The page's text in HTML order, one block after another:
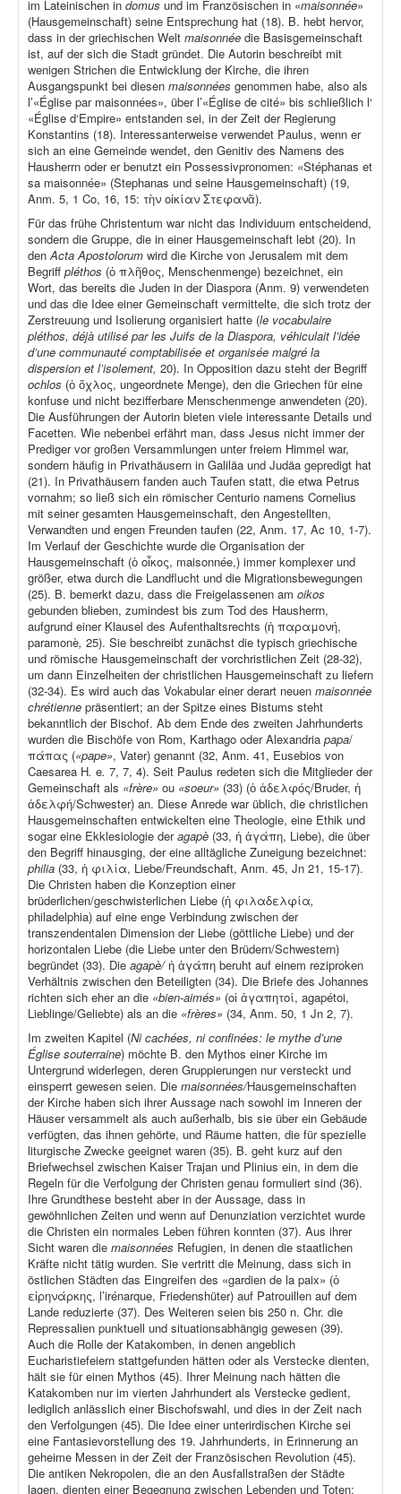
im Lateinischen in domus und im Französischen in «maisonnée»
(Hausgemeinschaft) seine Entsprechung hat (18). B. hebt hervor,
dass in der griechischen Welt maisonnée die Basisgemeinschaft
ist, auf der sich die Stadt gründet. Die Autorin beschreibt mit
wenigen Strichen die Entwicklung der Kirche, die ihren
Ausgangspunkt bei diesen maisonnées genommen habe, also als
l’«Église par maisonnées», über l’«Église de cité» bis schließlich l‘
«Église d‘Empire» entstanden sei, in der Zeit der Regierung
Konstantins (18). Interessanterweise verwendet Paulus, wenn er
sich an eine Gemeinde wendet, den Genitiv des Namens des
Hausherrn oder er benutzt ein Possessivpronomen: «Stéphanas et
sa maisonnée» (Stephanas und seine Hausgemeinschaft) (19,
Anm. 5, 1 Co, 16, 15: τὴν οἰκίαν Στεφανᾶ).
Für das frühe Christentum war nicht das Individuum entscheidend,
sondern die Gruppe, die in einer Hausgemeinschaft lebt (20). In
denActa Apostolorum wird die Kirche von Jerusalem mit dem
Begriff pléthos (ὁ πλῆθος, Menschenmenge) bezeichnet, ein
Wort, das bereits die Juden in der Diaspora (Anm. 9) verwendeten
und das die Idee einer Gemeinschaft vermittelte, die sich trotz der
Zerstreuung und Isolierung organisiert hatte (le vocabulaire
pléthos, déjà utilisé par les Juifs de la Diaspora, véhiculait l’idée
d’une communauté comptabilisée et organisée malgré la
dispersion et l’isolement, 20). In Opposition dazu steht der Begriff
ochlos (ὁ ὄχλος, ungeordnete Menge), den die Griechen für eine
konfuse und nicht bezifferbare Menschenmenge anwendeten (20).
Die Ausführungen der Autorin bieten viele interessante Details und
Facetten. Wie nebenbei erfährt man, dass Jesus nicht immer der
Prediger vor großen Versammlungen unter freiem Himmel war,
sondern häufig in Privathäusern in Galiläa und Judäa gepredigt hat
(21). In Privathäusern fanden auch Taufen statt, die etwa Petrus
vornahm; so ließ sich ein römischer Centurio namens Cornelius
mit seiner gesamten Hausgemeinschaft, den Angestellten,
Verwandten und engen Freunden taufen (22, Anm. 17, Ac 10, 1-7).
Im Verlauf der Geschichte wurde die Organisation der
Hausgemeinschaft (ὁ οἶκος, maisonnée,) immer komplexer und
größer, etwa durch die Landflucht und die Migrationsbewegungen
(25). B. bemerkt dazu, dass die Freigelassenen am oikos
gebunden blieben, zumindest bis zum Tod des Hausherrn,
aufgrund einer Klausel des Aufenthaltsrechts (ἡ παραμονή,
paramonè, 25). Sie beschreibt zunächst die typisch griechische
und römische Hausgemeinschaft der vorchristlichen Zeit (28-32),
um dann Einzelheiten der christlichen Hausgemeinschaft zu liefern
(32-34). Es wird auch das Vokabular einer derart neuen maisonnée
chrétienne präsentiert; an der Spitze eines Bistums steht
bekanntlich der Bischof. Ab dem Ende des zweiten Jahrhunderts
wurden die Bischöfe von Rom, Karthago oder Alexandria papa/
πάπας («pape», Vater) genannt (32, Anm. 41, Eusebios von
Caesarea H. e. 7, 7, 4). Seit Paulus redeten sich die Mitglieder der
Gemeinschaft als «frère» ou «soeur» (33) (ὁ ἀδελφός/Bruder, ἡ
ἀδελφή/Schwester) an. Diese Anrede war üblich, die christlichen
Hausgemeinschaften entwickelten eine Theologie, eine Ethik und
sogar eine Ekklesiologie deragapè (33, ἡ ἀγάπη, Liebe), die über
den Begriff hinausging, der eine alltägliche Zuneigung bezeichnet:
philia (33, ἡ φιλία, Liebe/Freundschaft, Anm. 45, Jn 21, 15-17).
Die Christen haben die Konzeption einer
brüderlichen/geschwisterlichen Liebe (ἡ φιλαδελφία,
philadelphia) auf eine enge Verbindung zwischen der
transzendentalen Dimension der Liebe (göttliche Liebe) und der
horizontalen Liebe (die Liebe unter den Brüdern/Schwestern)
begründet (33). Die agapè/ἡ ἀγάπη beruht auf einem reziproken
Verhältnis zwischen den Beteiligten (34). Die Briefe des Johannes
richten sich eher an die «bien-aimés» (οἱ ἀγαπητοί, agapétoi,
Lieblinge/Geliebte) als an die «frères» (34, Anm. 50, 1 Jn 2, 7).
Im zweiten Kapitel (Ni cachées, ni confinées: le mythe d’une
Église souterraine) möchte B. den Mythos einer Kirche im
Untergrund widerlegen, deren Gruppierungen nur versteckt und
einsperrt gewesen seien. Die maisonnées/Hausgemeinschaften
der Kirche haben sich ihrer Aussage nach sowohl im Inneren der
Häuser versammelt als auch außerhalb, bis sie über ein Gebäude
verfügten, das ihnen gehörte, und Räume hatten, die für spezielle
liturgische Zwecke geeignet waren (35). B. geht kurz auf den
Briefwechsel zwischen Kaiser Trajan und Plinius ein, in dem die
Regeln für die Verfolgung der Christen genau formuliert sind (36).
Ihre Grundthese besteht aber in der Aussage, dass in
gewöhnlichen Zeiten und wenn auf Denunziation verzichtet wurde
die Christen ein normales Leben führen konnten (37). Aus ihrer
Sicht waren die maisonnées Refugien, in denen die staatlichen
Kräfte nicht tätig wurden. Sie vertritt die Meinung, dass sich in
östlichen Städten das Eingreifen des «gardien de la paix» (ὁ
εἰρηνάρκης, l’irénarque, Friedenshüter) auf Patrouillen auf dem
Lande reduzierte (37). Des Weiteren seien bis 250 n. Chr. die
Repressalien punktuell und situationsabhängig gewesen (39).
Auch die Rolle der Katakomben, in denen angeblich
Eucharistiefeiern stattgefunden hätten oder als Verstecke dienten,
hält sie für einen Mythos (45). Ihrer Meinung nach hätten die
Katakomben nur im vierten Jahrhundert als Verstecke gedient,
lediglich anlässlich einer Bischofswahl, und dies in der Zeit nach
den Verfolgungen (45). Die Idee einer unterirdischen Kirche sei
eine Fantasievorstellung des 19. Jahrhunderts, in Erinnerung an
geheime Messen in der Zeit der Französischen Revolution (45).
Die antiken Nekropolen, die an den Ausfallstraßen der Städte
lagen, dienten einer Begegnung zwischen Lebenden und Toten;